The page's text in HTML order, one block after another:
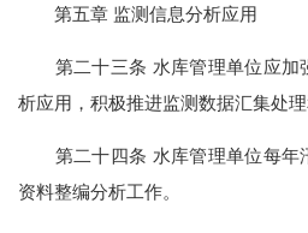
第五章 监测信息分析应用
第二十三条 水库管理单位应加
析应用，积极推进监测数据汇集处理
第二十四条 水库管理单位每年
资料整编分析工作。